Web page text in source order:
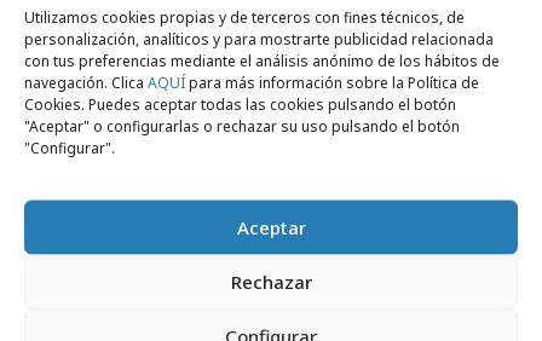
Utilizamos cookies propias y de terceros con fines técnicos, de
personalización, analíticos y para mostrarte publicidad relacionada
con tus preferencias mediante el análisis anónimo de los hábitos de
navegación. Clica AQUÍpara más información sobre la Política de
Cookies. Puedes aceptar todas las cookies pulsando el botón
"Aceptar" o configurarlas o rechazar su uso pulsando el botón
"Configurar".
Aceptar
Rechazar
Configurar
martes, 14 de julio 2026
de Mahou San Miguel